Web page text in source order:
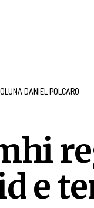
DANIEL POLCARO
e